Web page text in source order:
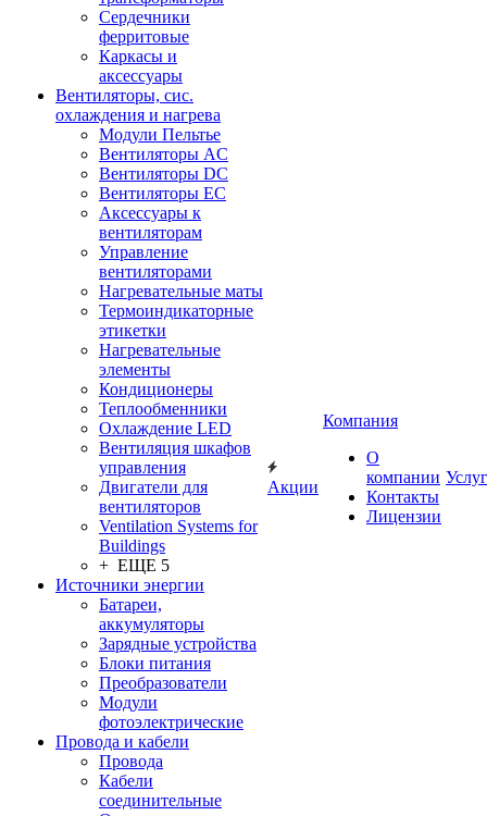
Сердечники
ферритовые
Каркасы и
аксессуары
Вентиляторы, сис.
охлаждения и нагрева
Модули Пельтье
Вентиляторы AC
Вентиляторы DC
Вентиляторы EC
Аксессуары к
вентиляторам
Управление
вентиляторами
Нагревательные маты
Термоиндикаторные
этикетки
Нагревательные
элементы
Кондиционеры
Теплообменники
Охлаждение LED
Вентиляция шкафов
управления
Двигатели для
вентиляторов
Ventilation Systems for
Buildings
+ ЕЩЕ 5
Источники энергии
Батареи,
аккумуляторы
Зарядные устройства
Блоки питания
Преобразователи
Модули
фотоэлектрические
Провода и кабели
Провода
Кабели
соединительные
Акции
Компания
О
компании
Контакты
Лицензии